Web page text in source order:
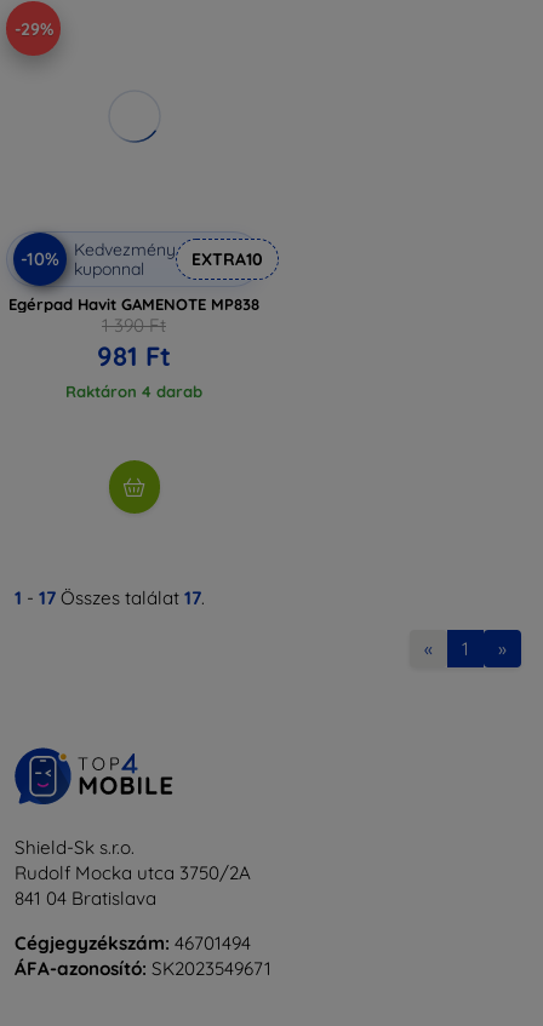
-29%
-10%
Kedvezmény
kuponnal
EXTRA10
Egérpad Havit GAMENOTE MP838
1 390 Ft
981 Ft
Raktáron 4 darab
1 - 17 Összes találat 17.
« 1 »
Shield-Sk s.r.o.
Rudolf Mocka utca 3750/2A
841 04 Bratislava
Cégjegyzékszám: 46701494
ÁFA-azonosító: SK2023549671